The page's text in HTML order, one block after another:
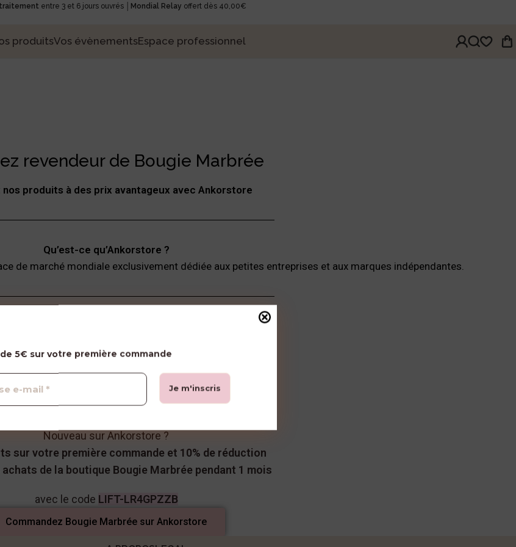
entre 3 et 6 jours ouvrés │ Mondial Relay offert dès 40,00€
produitsVos évènementsEspace professionnel
revendeur de Bougie Marbrée
produits à des prix avantageux avec Ankorstore
Qu’est-ce qu’Ankorstore ?
de marché mondiale exclusivement dédiée aux petites entreprises et aux marques indépendantes.
à pris de gros
Paiement à 60 jours
Minimum de commande à 100 €
Nouveau sur Ankorstore ?
sur votre première commande et 10% de réduction
de la boutique Bougie Marbrée pendant 1 mois
avec le code LIFT-LR4GPZZB
Commandez Bougie Marbrée sur Ankorstore
5€ sur votre première commande